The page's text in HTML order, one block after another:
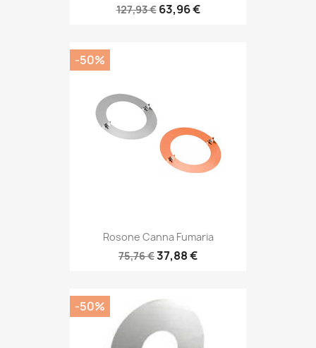
127,93 € 63,96 €
Rosone Canna Fumaria
75,76 €37,88 €
-50%
-50%